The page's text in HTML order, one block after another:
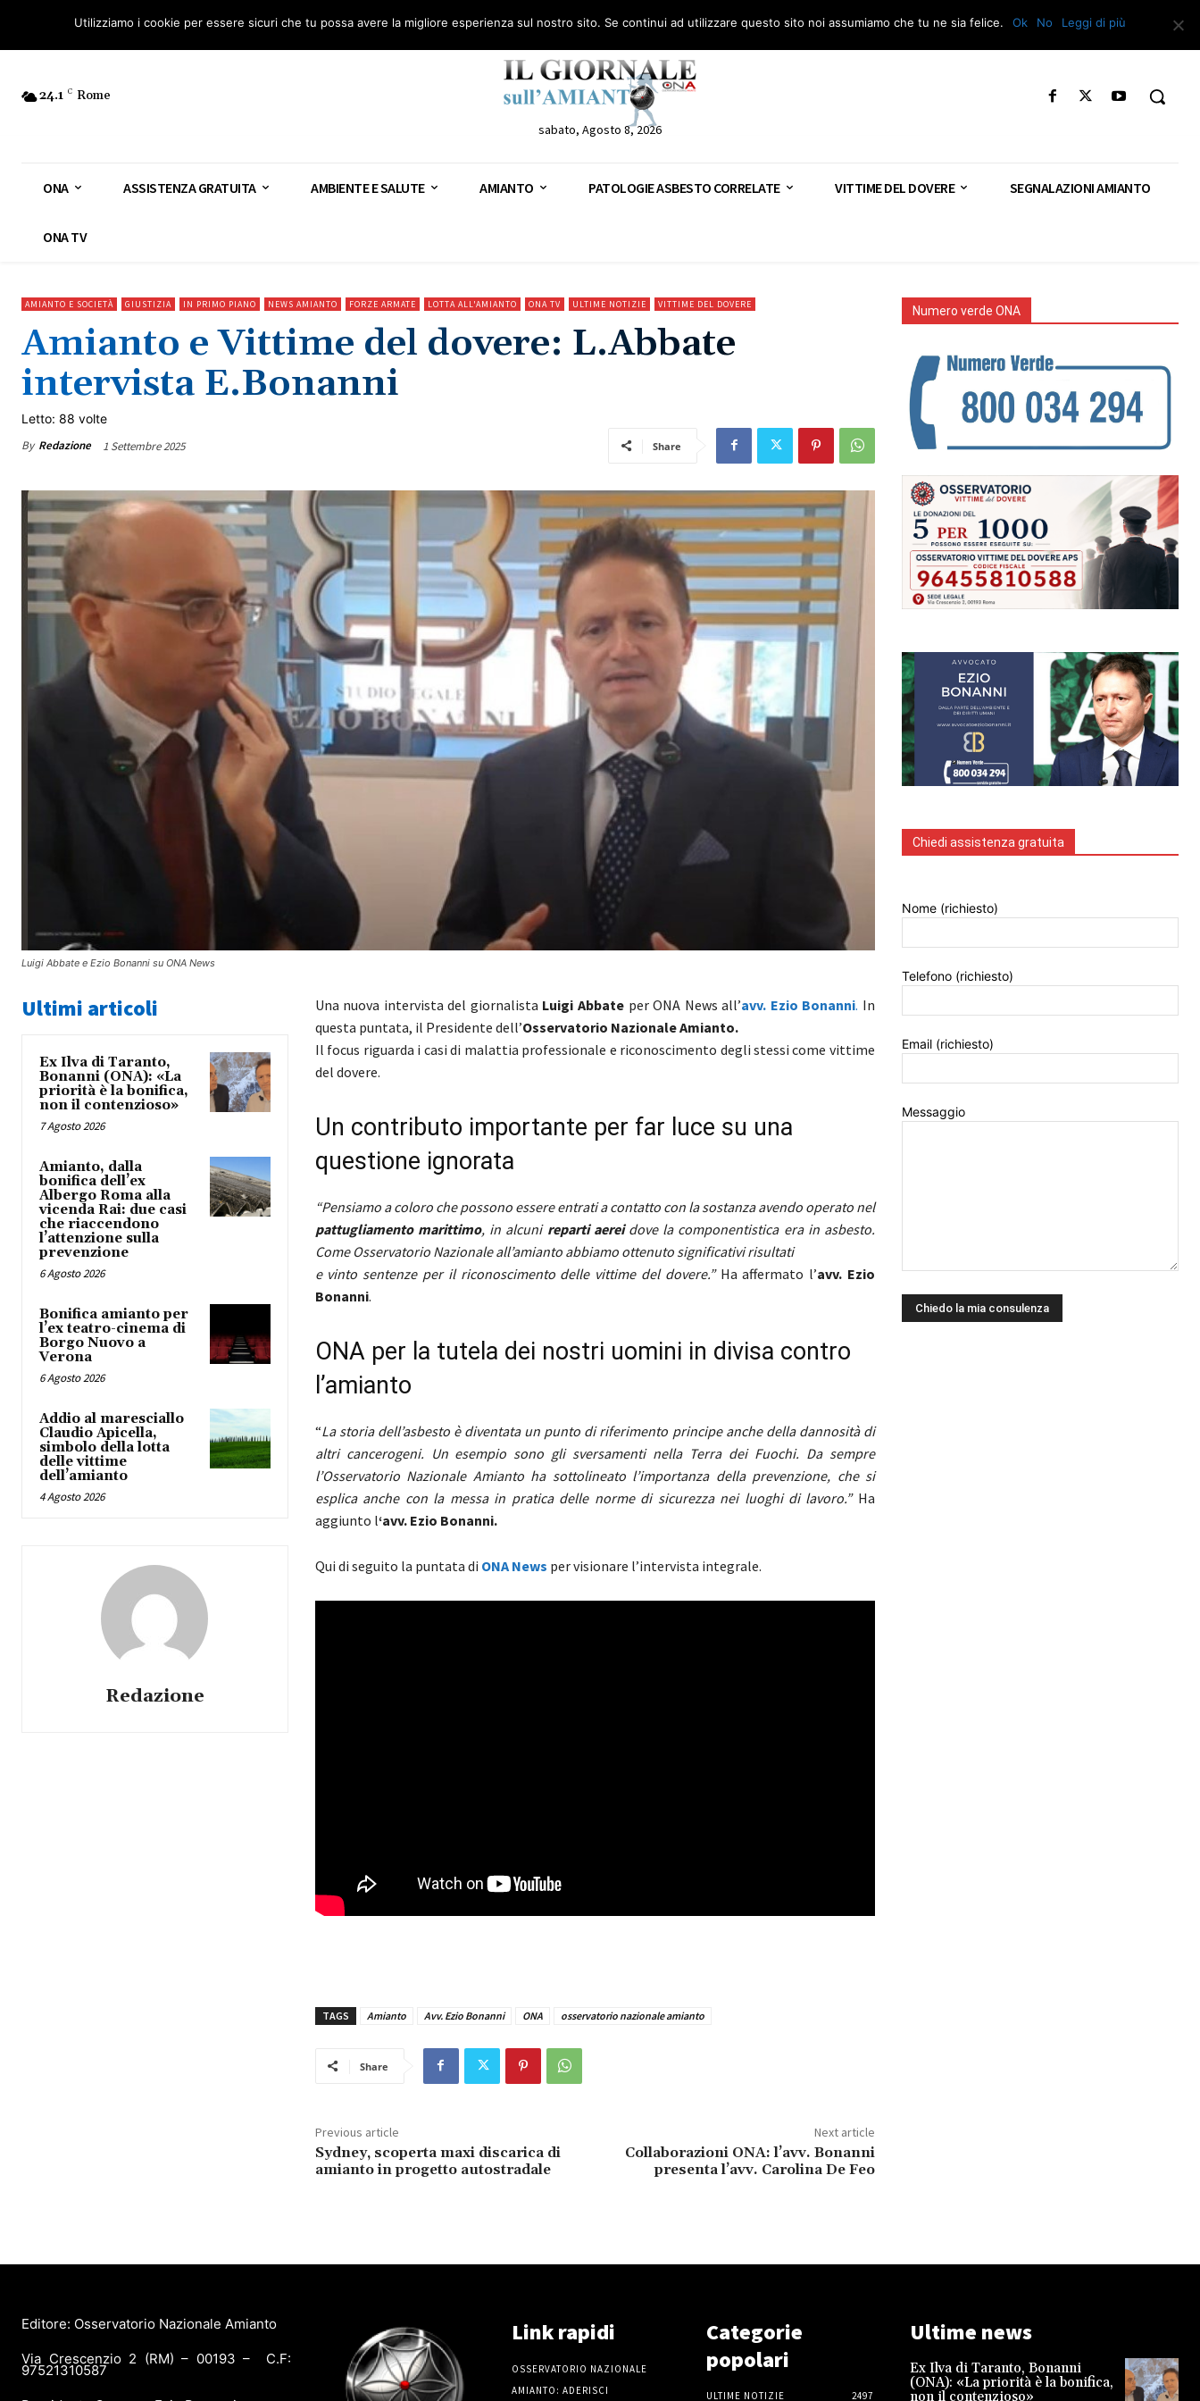
Osservatorio Nazionale Amianto: aderisci Diventa Guardia Nazionale Amianto – AGN Consulenza legale gratuita: civile, penale e lavoro Segnala – AGN Segnala – Repac
24.1 C Rome
sabato, Agosto 8, 2026
ONA ASSISTENZA GRATUITA AMBIENTE E SALUTE AMIANTO PATOLOGIE ASBESTO CORRELATE VITTIME DEL DOVERE SEGNALAZIONI AMIANTO
ONA TV
AMIANTO E SOCIETÀ GIUSTIZIA IN PRIMO PIANO NEWS AMIANTO FORZE ARMATE LOTTA ALL'AMIANTO ONA TV ULTIME NOTIZIE VITTIME DEL DOVERE
Amianto e Vittime del dovere: L.Abbate
intervista E.Bonanni
Letto: 88 volte
By Redazione 1 Settembre 2025 Share
Luigi Abbate e Ezio Bonanni su ONA News
Ultimi articoli
Ex Ilva di Taranto,
Bonanni (ONA): «La
priorità è la bonifica,
non il contenzioso»
7 Agosto 2026
Amianto, dalla
bonifica dell’ex
Albergo Roma alla
vicenda Rai: due casi
che riaccendono
l’attenzione sulla
prevenzione
6 Agosto 2026
Bonifica amianto per
l’ex teatro-cinema di
Borgo Nuovo a
Verona
6 Agosto 2026
Addio al maresciallo
Claudio Apicella,
simbolo della lotta
delle vittime
dell’amianto
4 Agosto 2026
Redazione
Una nuova intervista del giornalista Luigi Abbate per ONA News all’avv. Ezio Bonanni. In
questa puntata, il Presidente dell’Osservatorio Nazionale Amianto.
Il focus riguarda i casi di malattia professionale e riconoscimento degli stessi come vittime
del dovere.
Un contributo importante per far luce su una
questione ignorata
“Pensiamo a coloro che possono essere entrati a contatto con la sostanza avendo operato nel
pattugliamento marittimo, in alcuni reparti aereidove la componentistica era in asbesto.
Come Osservatorio Nazionale all’amianto abbiamo ottenuto significativi risultati
e vinto sentenze per il riconoscimento delle vittime del dovere.”Ha affermato l’avv. Ezio
Bonanni.
ONA per la tutela dei nostri uomini in divisa contro
l’amianto
“La storia dell’asbesto è diventata un punto di riferimento principe anche della dannosità di
altri cancerogeni. Un esempio sono gli sversamenti nella Terra dei Fuochi. Da sempre
l’Osservatorio Nazionale Amianto ha sottolineato l’importanza della prevenzione, che si
esplica anche con la messa in pratica delle norme di sicurezza nei luoghi di lavoro.” Ha
aggiunto l‘avv. Ezio Bonanni.
Qui di seguito la puntata di ONA News per visionare l’intervista integrale.
TAGS Amianto Avv. Ezio Bonanni ONA osservatorio nazionale amianto
Share
Previous article
Sydney, scoperta maxi discarica di
amianto in progetto autostradale
Next article
Collaborazioni ONA: l’avv. Bonanni
presenta l’avv. Carolina De Feo
Numero verde ONA
Chiedi assistenza gratuita
Nome (richiesto)
Telefono (richiesto)
Email (richiesto)
Messaggio
Editore: Osservatorio Nazionale Amianto
Via Crescenzio 2 (RM) – 00193 – C.F:
97521310587
Link rapidi
OSSERVATORIO NAZIONALE
AMIANTO: ADERISCI
Categorie
popolari
ULTIME NOTIZIE 2497
Ultime news
Ex Ilva di Taranto, Bonanni
(ONA): «La priorità è la bonifica,
non il contenzioso»
Utilizziamo i cookie per essere sicuri che tu possa avere la migliore esperienza sul nostro sito. Se continui ad utilizzare questo sito noi assumiamo che tu ne sia felice. Ok No Leggi di più